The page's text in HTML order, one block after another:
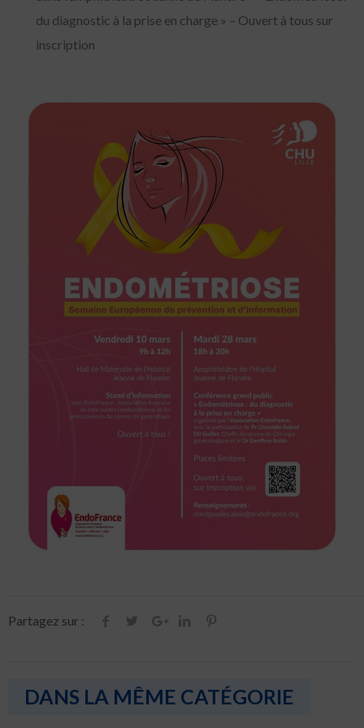
du diagnostic à la prise en charge » – Ouvert à tous sur
inscription
Partagez sur :
DANS LA MÊME CATÉGORIE